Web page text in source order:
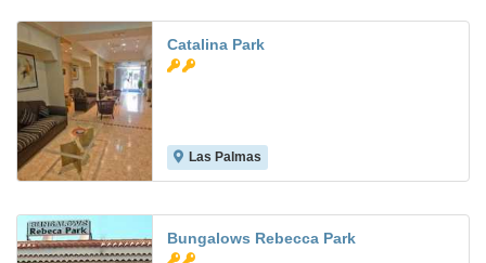
Catalina Park
Las Palmas
Bungalows Rebecca Park